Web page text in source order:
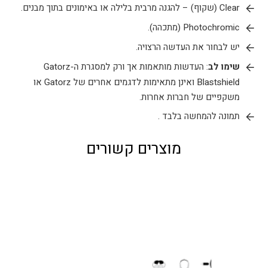
Clear (שקוף) – להגנה מרבית בלילה או באימונים בתוך מבנים.
Photochromic (מתכהה).
יש לבחור את העדשה הרצויה.
שימו לב
: העדשות מותאמות אך ורק למסגרת ה-Gatorz
Blastshield ואינן מתאימות לדגמים אחרים של Gatorz או
משקפיים של חברות אחרות.
תמונה להמחשה בלבד .
מוצרים קשורים